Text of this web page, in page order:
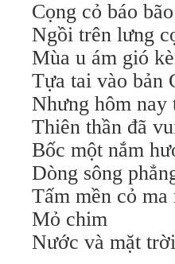
Cọng cỏ báo
Ngồi trên lưng
Mùa u ám gió
Tựa tai vào bản
Nhưng hôm nay
Thiên thần đã
Bốc một nắm
Dòng sông
Tấm mền cỏ ma
Mỏ chim
Nước và mặt